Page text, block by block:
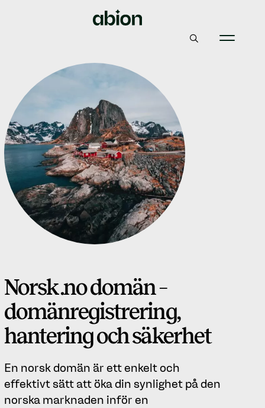
Norsk .no domän –
domänregistrering,
hantering och säkerhet
En norsk domän är ett enkelt och
effektivt sätt att öka din synlighet på den
norska marknaden inför en